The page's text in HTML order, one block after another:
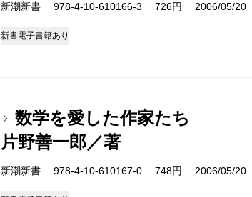
新潮新書 978-4-10-610166-3 726円 2006/05/20
新書電子書籍あり
数学を愛した作家たち
片野善一郎／著
新潮新書 978-4-10-610167-0 748円 2006/05/20